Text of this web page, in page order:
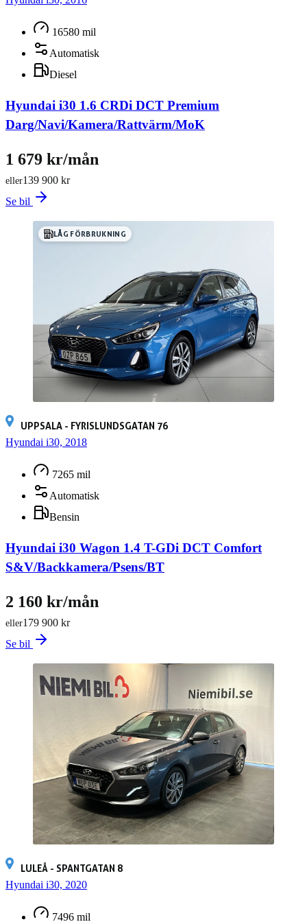
16580 mil
Automatisk
Diesel
Hyundai i30 1.6 CRDi DCT Premium
Darg/Navi/Kamera/Rattvärm/MoK
139 900 kr
eller
1 679 kr/mån
Se bil
LÅG FÖRBRUKNING
UPPSALA - FYRISLUNDSGATAN 76
Hyundai i30, 2018
7265 mil
Automatisk
Bensin
Hyundai i30 Wagon 1.4 T-GDi DCT Comfort
S&V/Backkamera/Psens/BT
179 900 kr
eller
2 160 kr/mån
Se bil
LULEÅ - SPANTGATAN 8
Hyundai i30, 2020
7496 mil